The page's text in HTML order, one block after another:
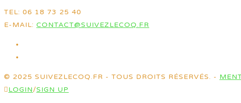
TEL: 06 18 73 25 40
E-MAIL: CONTACT@SUIVEZLECOQ.FR
© 2025 SUIVEZLECOQ.FR - TOUS DROITS RÉSERVÉS. -
LOGIN/SIGN UP